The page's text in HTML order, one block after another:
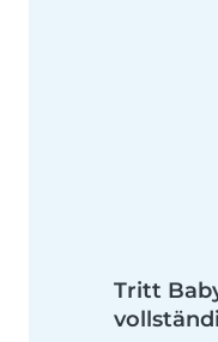
Tritt